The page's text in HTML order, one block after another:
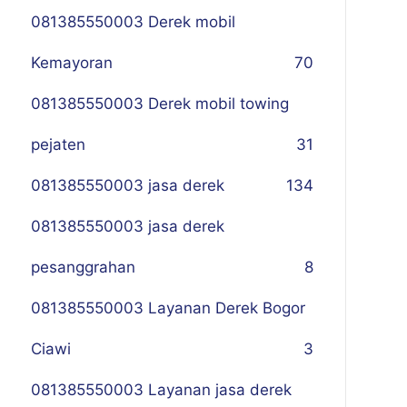
081385550003 Derek mobil
Kemayoran 70
081385550003 Derek mobil towing
pejaten 31
081385550003 jasa derek 134
081385550003 jasa derek
pesanggrahan 8
081385550003 Layanan Derek Bogor
Ciawi 3
081385550003 Layanan jasa derek